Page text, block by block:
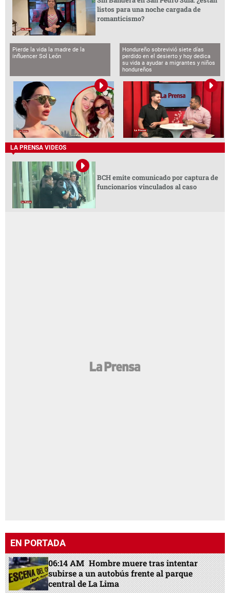
listos para una noche cargada de
romanticismo?
Pierde la vida la madre de la
influencer Sol León
Hondureño sobrevivió siete días
perdido en el desierto y hoy dedica
su vida a ayudar a migrantes y niños
hondureños
LA PRENSA VIDEOS
BCH emite comunicado por captura de
funcionarios vinculados al caso
EN PORTADA
06:14 AM Hombre muere tras intentar
subirse a un autobús frente al parque
central de La Lima